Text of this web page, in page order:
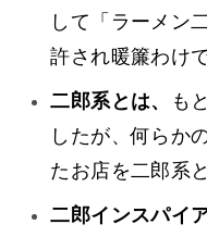
して「ラーメン
許され暖簾わけ
二郎系とは、
も
したが、何らか
たお店を二郎系
二郎インスパイ